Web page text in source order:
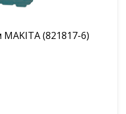
Пластиковий кейс для ушм MAKITA (821817-6)